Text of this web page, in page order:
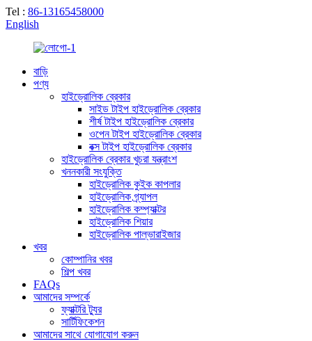
Tel : 86-13165458000
English
বাড়ি
পণ্য
হাইড্রোলিক ব্রেকার
সাইড টাইপ হাইড্রোলিক ব্রেকার
শীর্ষ টাইপ হাইড্রোলিক ব্রেকার
ওপেন টাইপ হাইড্রোলিক ব্রেকার
বক্স টাইপ হাইড্রোলিক ব্রেকার
হাইড্রোলিক ব্রেকার খুচরা যন্ত্রাংশ
খননকারী সংযুক্তি
হাইড্রোলিক কুইক কাপলার
হাইড্রোলিক গ্র্যাপল
হাইড্রোলিক কম্প্যাক্টর
হাইড্রোলিক শিয়ার
হাইড্রোলিক পাল্ভারাইজার
খবর
কোম্পানির খবর
শিল্প খবর
FAQs
আমাদের সম্পর্কে
ফ্যাক্টরি ট্যুর
সার্টিফিকেশন
আমাদের সাথে যোগাযোগ করুন